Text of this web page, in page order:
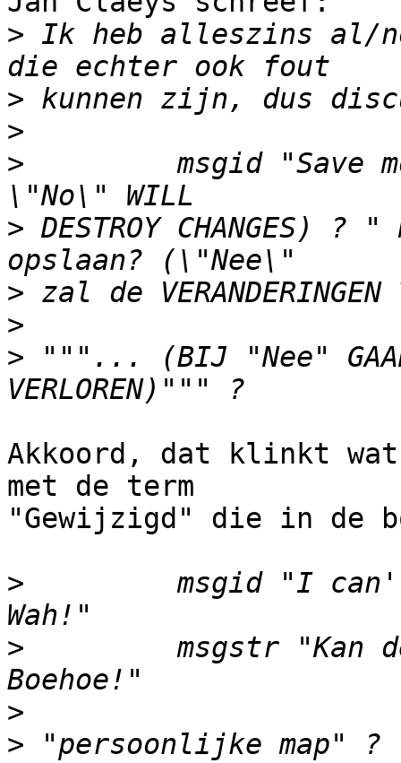
> Ik heb alleszins al/
>
>
>
msgid "Save
> DESTROY CHANGES)
>
>
> """... (BIJ "Nee" GAAN
Akkoord, dat klinkt
met de term
"Gewijzigd" die in de
>
msgid "I
>
msgstr "Kan
>
>